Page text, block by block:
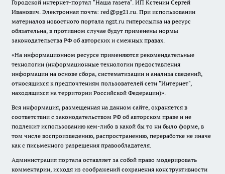
Городской интернет-портал "Наша газета". ИП Кстенин Сергей
Иванович. Электронная почта: red@pg21.ru. При использовании
материалов новостного портала ngzt.ru гиперссылка на ресурс
обязательна, в противном случае будут применены нормы
законодательства РФ об авторских и смежных правах.
«На информационном ресурсе применяются рекомендательные
технологии (информационные технологии предоставления
информации на основе сбора, систематизации и анализа сведений,
относящихся к предпочтениям пользователей сети "Интернет",
находящихся на территории Российской Федерации)».
Вся информация, размещенная на данном сайте, охраняется в
соответствии с законодательством РФ об авторском праве и не
подлежит использованию кем-либо в какой бы то ни было форме, в
том числе воспроизведению, распространению, переработке не иначе
как с письменного разрешения правообладателя.
Администрация портала оставляет за собой право модерировать
комментарии, исходя из соображений сохранения конструктивности